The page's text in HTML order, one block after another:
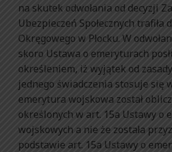
na skutek odwołania od decyzji
Ubezpieczeń Społecznych trafiła
Okręgowego w Płocku. W
skoro Ustawa o emeryturach
określeniem, iż wyjątek od
jednego świadczenia stosuje się
emerytura wojskowa został
określonych w art. 15a Ustawy o
wojskowych a nie że została
podstawie art. 15a Ustawy o